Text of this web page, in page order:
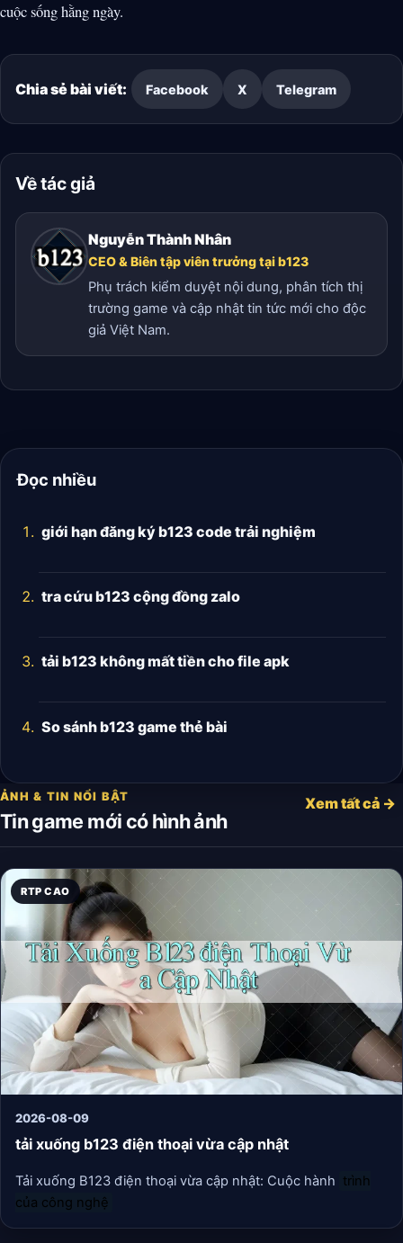
cuộc sống hằng ngày.
Chia sẻ bài viết: Facebook X Telegram
Về tác giả
Nguyễn Thành Nhân
CEO & Biên tập viên trưởng tại b123
Phụ trách kiểm duyệt nội dung, phân tích thị
trường game và cập nhật tin tức mới cho độc
giả Việt Nam.
Đọc nhiều
giới hạn đăng ký b123 code trải nghiệm
tra cứu b123 cộng đồng zalo
tải b123 không mất tiền cho file apk
So sánh b123 game thẻ bài
ẢNH & TIN NỔI BẬT
Tin game mới có hình ảnh
Xem tất cả →
RTP CAO
2026-08-09
tải xuống b123 điện thoại vừa cập nhật
Tải xuống B123 điện thoại vừa cập nhật: Cuộc hành trình
của công nghệ